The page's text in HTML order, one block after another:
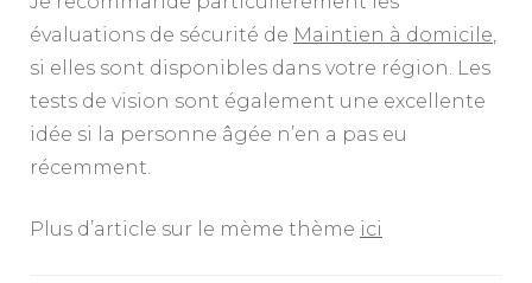
évaluations de sécurité de Maintien à domicile,
si elles sont disponibles dans votre région. Les
tests de vision sont également une excellente
idée si la personne âgée n’en a pas eu
récemment.
Plus d’article sur le mème thème ici